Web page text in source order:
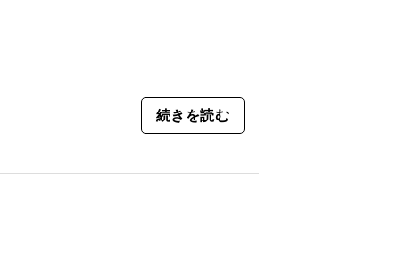
続きを読む